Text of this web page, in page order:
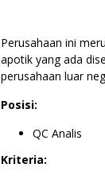
Perusahaan ini
apotik yang ada
perusahaan luar
Posisi:
QC Analis
Kriteria: